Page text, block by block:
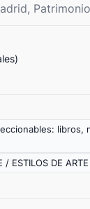
libros,
/ ESTILOS DE